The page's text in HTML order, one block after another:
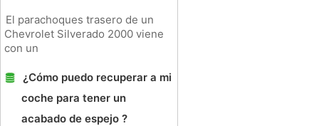
El parachoques trasero de un
Chevrolet Silverado 2000 viene
con un
¿Cómo puedo recuperar a mi
coche para tener un
acabado de espejo ?